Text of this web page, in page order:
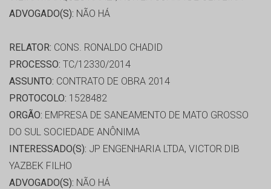
ADVOGADO(S): NÃO HÁ
RELATOR: CONS. RONALDO CHADID
PROCESSO: TC/12330/2014
ASSUNTO: CONTRATO DE OBRA 2014
PROTOCOLO: 1528482
ORGÃO: EMPRESA DE SANEAMENTO DE MATO GROSSO
DO SUL SOCIEDADE ANÔNIMA
INTERESSADO(S): JP ENGENHARIA LTDA, VICTOR DIB
YAZBEK FILHO
ADVOGADO(S): NÃO HÁ